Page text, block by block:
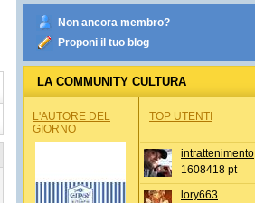
Non ancora membro?
Proponi il tuo blog
LA COMMUNITY CULTURA
L'AUTORE DEL
GIORNO
TOP UTENTI
intrattenimento
1608418 pt
lory663